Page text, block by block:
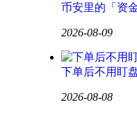
币安里的「资
2026-08-09
下单后不用盯
2026-08-08